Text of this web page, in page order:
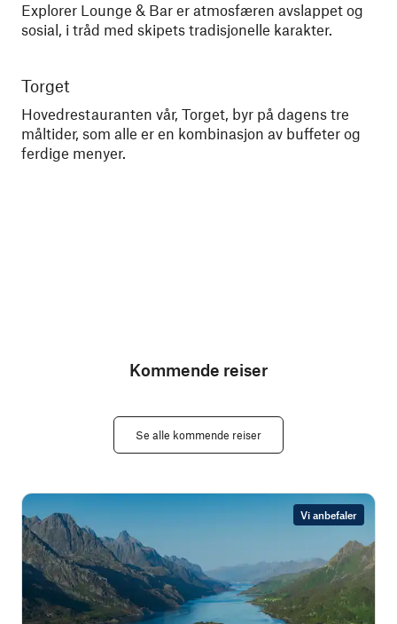
Explorer Lounge & Bar er atmosfæren avslappet og
sosial, i tråd med skipets tradisjonelle karakter.
Torget
Hovedrestauranten vår, Torget, byr på dagens tre
måltider, som alle er en kombinasjon av buffeter og
ferdige menyer.
Kommende reiser
Se alle kommende reiser
Vi anbefaler